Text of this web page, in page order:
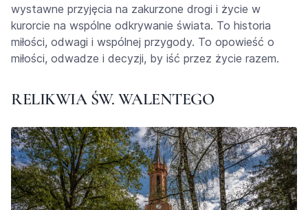
wystawne przyjęcia na zakurzone drogi i życie w
kurorcie na wspólne odkrywanie świata. To historia
miłości, odwagi i wspólnej przygody. To opowieść o
miłości, odwadze i decyzji, by iść przez życie razem.
RELIKWIA ŚW. WALENTEGO